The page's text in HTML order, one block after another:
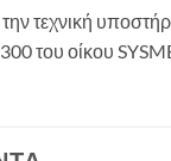
τεχνική
του οίκου